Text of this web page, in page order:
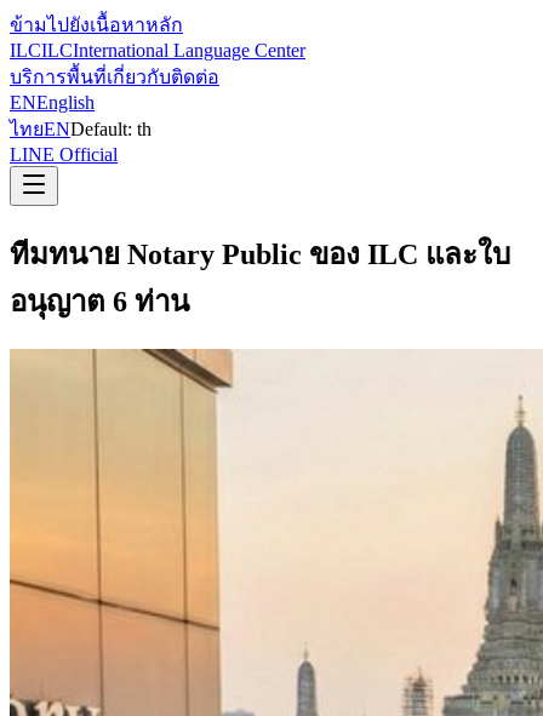
ข้ามไปยังเนื้อหาหลัก
ILCILCInternational Language Center
บริการพื้นที่เกี่ยวกับติดต่อ
ENEnglish
ไทยENDefault: th
LINE Official
ทีมทนาย Notary Public ของ ILC และใบ
อนุญาต 6 ท่าน